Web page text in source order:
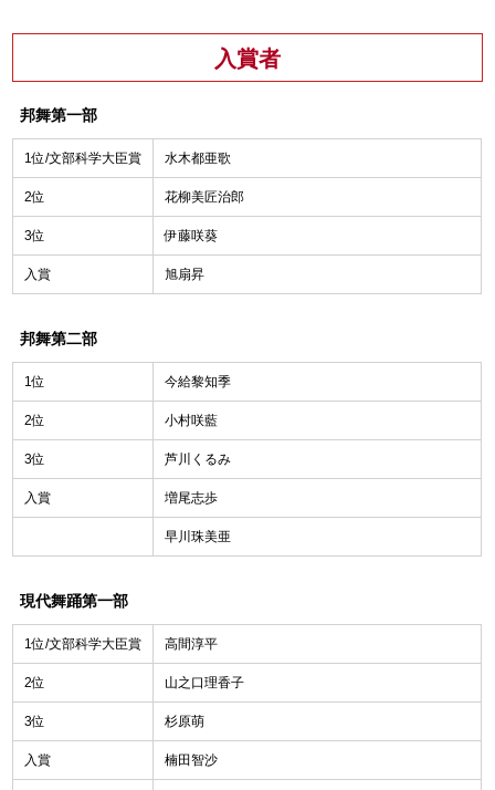
入賞者
邦舞第一部
1位/文部科学大臣賞 水木都亜歌
2位 花柳美匠治郎
3位 伊藤咲葵
入賞 旭扇昇
邦舞第二部
1位 今給黎知季
2位 小村咲藍
3位 芦川くるみ
入賞 増尾志歩
早川珠美亜
現代舞踊第一部
1位/文部科学大臣賞 高間淳平
2位 山之口理香子
3位 杉原萌
入賞 楠田智沙